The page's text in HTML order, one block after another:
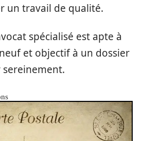
un travail de qualité.
spécialisé est apte à
et objectif à un dossier
sereinement.